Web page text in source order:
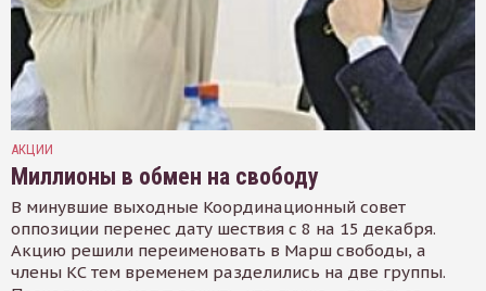
АКЦИИ
Миллионы в обмен на свободу
В минувшие выходные Координационный совет
оппозиции перенес дату шествия с 8 на 15 декабря.
Акцию решили переименовать в Марш свободы, а
члены КС тем временем разделились на две группы.